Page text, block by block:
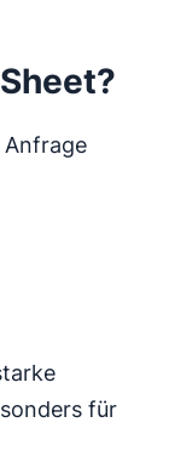
Anfrage
für